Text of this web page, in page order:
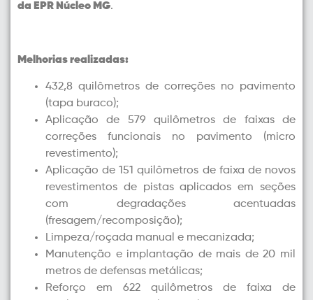
da EPR Núcleo MG.
Melhorias realizadas:
432,8 quilômetros de correções no pavimento
(tapa buraco);
Aplicação de 579 quilômetros de faixas de
correções funcionais no pavimento (micro
revestimento);
Aplicação de 151 quilômetros de faixa de novos
revestimentos de pistas aplicados em seções
com degradações acentuadas
(fresagem/recomposição);
Limpeza/roçada manual e mecanizada;
Manutenção e implantação de mais de 20 mil
metros de defensas metálicas;
Reforço em 622 quilômetros de faixa de